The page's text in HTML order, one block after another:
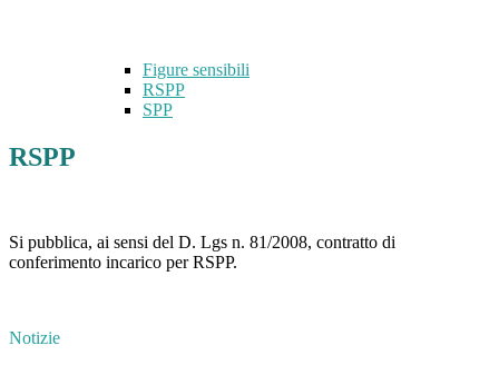
Figure sensibili
RSPP
SPP
RSPP
Si pubblica, ai sensi del D. Lgs n. 81/2008, contratto di
conferimento incarico per RSPP.
Notizie